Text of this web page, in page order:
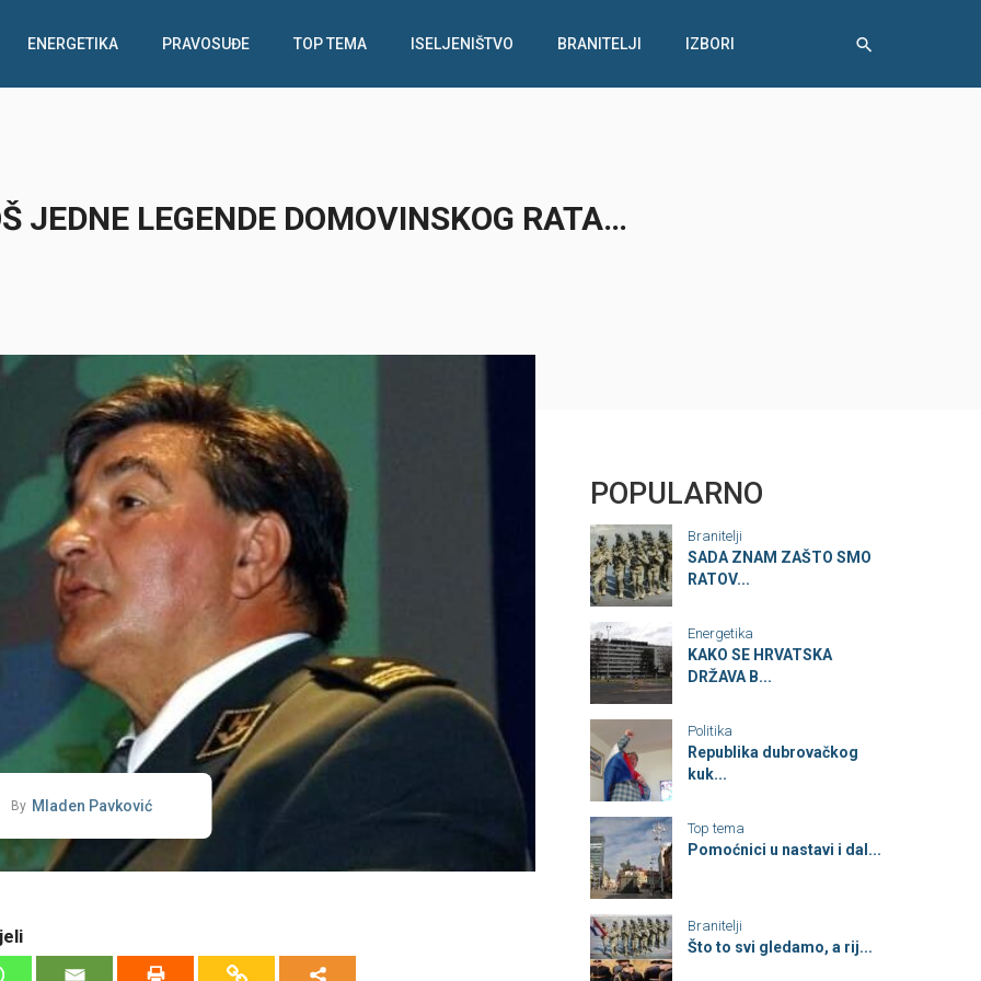
ENERGETIKA PRAVOSUĐE TOP TEMA ISELJENIŠTVO BRANITELJI IZBORI
JEDNE LEGENDE DOMOVINSKOG RATA…
By Mladen Pavković
POPULARNO
Branitelji
SADA ZNAM ZAŠTO SMO
RATOV...
Energetika
KAKO SE HRVATSKA
DRŽAVA B...
Politika
Republika dubrovačkog
kuk...
Top tema
Pomoćnici u nastavi i dal...
Branitelji
Što to svi gledamo, a rij...